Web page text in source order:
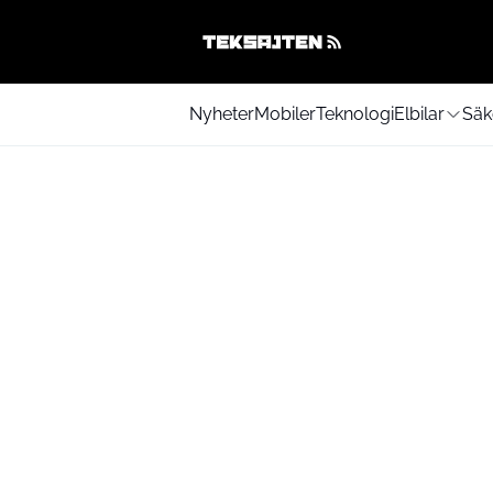
NyheterMobilerTeknologiElbilar